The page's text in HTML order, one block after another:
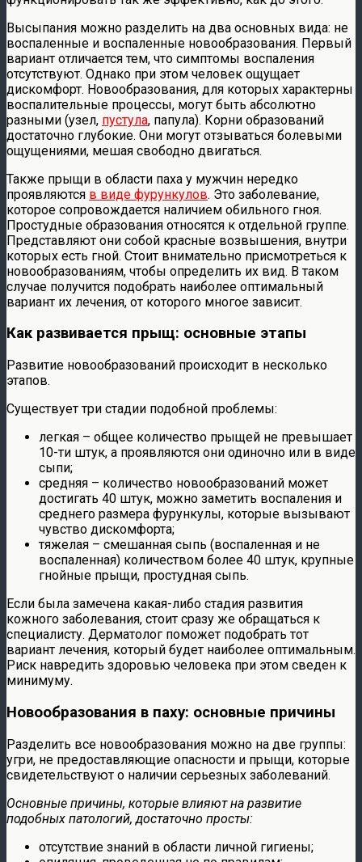
Высыпания можно разделить на два основных вида: не
воспаленные и воспаленные новообразования. Первый
вариант отличается тем, что симптомы воспаления
отсутствуют. Однако при этом человек ощущает
дискомфорт. Новообразования, для которых характерны
воспалительные процессы, могут быть абсолютно
разными (узел, пустула, папула). Корни образований
достаточно глубокие. Они могут отзываться болевыми
ощущениями, мешая свободно двигаться.
Также прыщи в области паха у мужчин нередко
проявляются в виде фурункулов. Это заболевание,
которое сопровождается наличием обильного гноя.
Простудные образования относятся к отдельной группе.
Представляют они собой красные возвышения, внутри
которых есть гной. Стоит внимательно присмотреться к
новообразованиям, чтобы определить их вид. В таком
случае получится подобрать наиболее оптимальный
вариант их лечения, от которого многое зависит.
Как развивается прыщ: основные этапы
Развитие новообразований происходит в несколько
этапов.
Существует три стадии подобной проблемы:
легкая – общее количество прыщей не превышает
10-ти штук, а проявляются они одиночно или в виде
сыпи;
средняя – количество новообразований может
достигать 40 штук, можно заметить воспаления и
среднего размера фурункулы, которые вызывают
чувство дискомфорта;
тяжелая – смешанная сыпь (воспаленная и не
воспаленная) количеством более 40 штук, крупные
гнойные прыщи, простудная сыпь.
Если была замечена какая-либо стадия развития
кожного заболевания, стоит сразу же обращаться к
специалисту. Дерматолог поможет подобрать тот
вариант лечения, который будет наиболее оптимальным.
Риск навредить здоровью человека при этом сведен к
минимуму.
Новообразования в паху: основные причины
Разделить все новообразования можно на две группы:
угри, не предоставляющие опасности и прыщи, которые
свидетельствуют о наличии серьезных заболеваний.
Основные причины, которые влияют на развитие
подобных патологий, достаточно просты:
отсутствие знаний в области личной гигиены;